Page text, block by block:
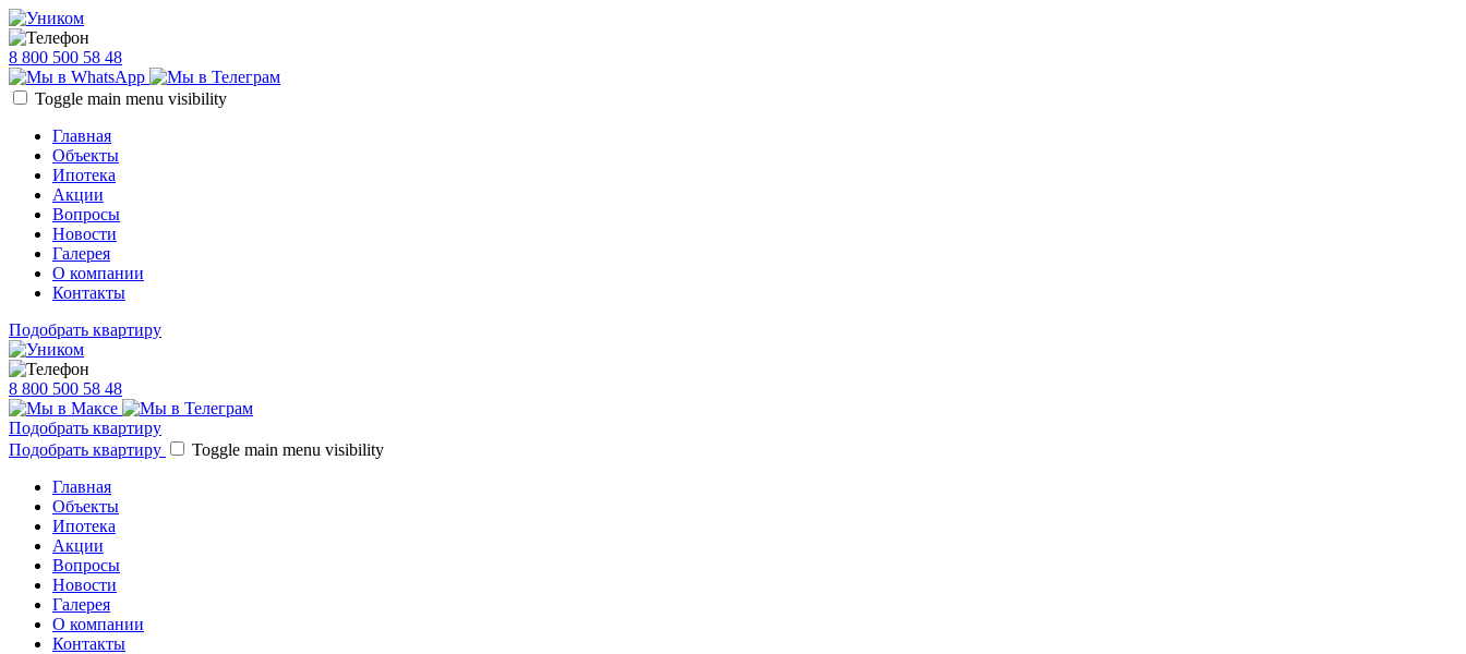
8 800 500 58 48
Toggle main menu visibility
Главная
Объекты
Ипотека
Акции
Вопросы
Новости
Галерея
О компании
Контакты
Подобрать квартиру
8 800 500 58 48
Подобрать квартиру
Подобрать квартиру
Toggle main menu visibility
Главная
Объекты
Ипотека
Акции
Вопросы
Новости
Галерея
О компании
Контакты